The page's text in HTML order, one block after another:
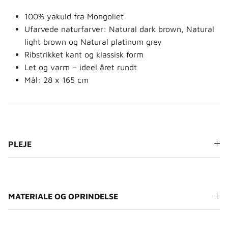
100% yakuld fra Mongoliet
Ufarvede naturfarver: Natural dark brown, Natural
light brown og Natural platinum grey
Ribstrikket kant og klassisk form
Let og varm – ideel året rundt
Mål: 28 x 165 cm
PLEJE
MATERIALE OG OPRINDELSE